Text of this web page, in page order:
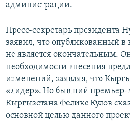
администрации.
Пресс-секретарь президента
заявил, что опубликованный в
не является окончательным.
необходимости внесения
изменений, заявляя, что
«лидер». Но бывший премьер-
Кыргызстана Феликс Кулов
основной целью данного